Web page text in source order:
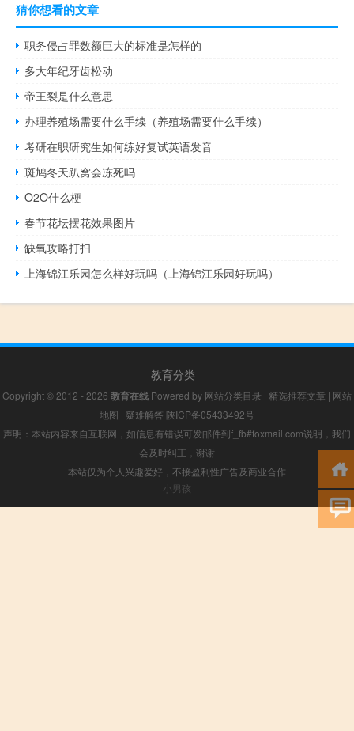
猜你想看的文章
职务侵占罪数额巨大的标准是怎样的
多大年纪牙齿松动
帝王裂是什么意思
办理养殖场需要什么手续（养殖场需要什么手续）
考研在职研究生如何练好复试英语发音
斑鸠冬天趴窝会冻死吗
O2O什么梗
春节花坛摆花效果图片
缺氧攻略打扫
上海锦江乐园怎么样好玩吗（上海锦江乐园好玩吗）
教育分类
Copyright © 2012 - 2026 教育在线 Powered by 网站分类目录 | 精选推荐文章 | 网站
地图 | 疑难解答 陕ICP备05433492号
声明：本站内容来自互联网，如信息有错误可发邮件到f_fb#foxmail.com说明，我们
会及时纠正，谢谢
本站仅为个人兴趣爱好，不接盈利性广告及商业合作
小男孩